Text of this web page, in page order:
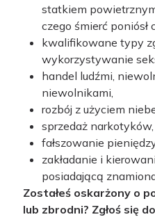
statkiem
czego śmierć poniósł
kwalifikowane typy
wykorzystywanie
handel ludźmi,
niewolnikami,
rozbój z użyciem
sprzedaż narkotyków,
fałszowanie
zakładanie i
posiadającą
Zostałeś oskarżony o
lub zbrodni? Zgłoś się